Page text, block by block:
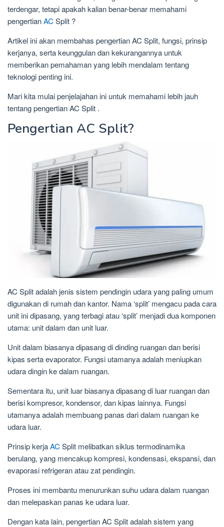
terdengar, tetapi apakah kalian benar-benar memahami
pengertianAC Split ?
Artikel ini akan membahas pengertian AC Split, fungsi, prinsip
kerjanya, serta keunggulan dan kekurangannya untuk
memberikan pemahaman yang lebih mendalam tentang
teknologi penting ini.
Mari kita mulai penjelajahan ini untuk memahami lebih jauh
tentang pengertian AC Split .
Pengertian AC Split?
AC Split adalah jenis sistem pendingin udara yang paling umum
digunakan di rumah dan kantor. Nama ‘split’ mengacu pada cara
unit ini dipasang, yang terbagi atau ‘split’ menjadi dua komponen
utama: unit dalam dan unit luar.
Unit dalam biasanya dipasang di dinding ruangan dan berisi
kipas serta evaporator. Fungsi utamanya adalah meniupkan
udara dingin ke dalam ruangan.
Sementara itu, unit luar biasanya dipasang di luar ruangan dan
berisi kompresor, kondensor, dan kipas lainnya. Fungsi
utamanya adalah membuang panas dari dalam ruangan ke
udara luar.
Prinsip kerjaAC Split melibatkan siklus termodinamika
berulang, yang mencakup kompresi, kondensasi, ekspansi, dan
evaporasi refrigeran atau zat pendingin.
Proses ini membantu menurunkan suhu udara dalam ruangan
dan melepaskan panas ke udara luar.
Dengan kata lain, pengertian AC Split adalah sistem yang